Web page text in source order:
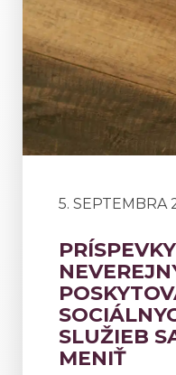
5. SEPTEMBRA
SLUŽIEB
MENIŤ